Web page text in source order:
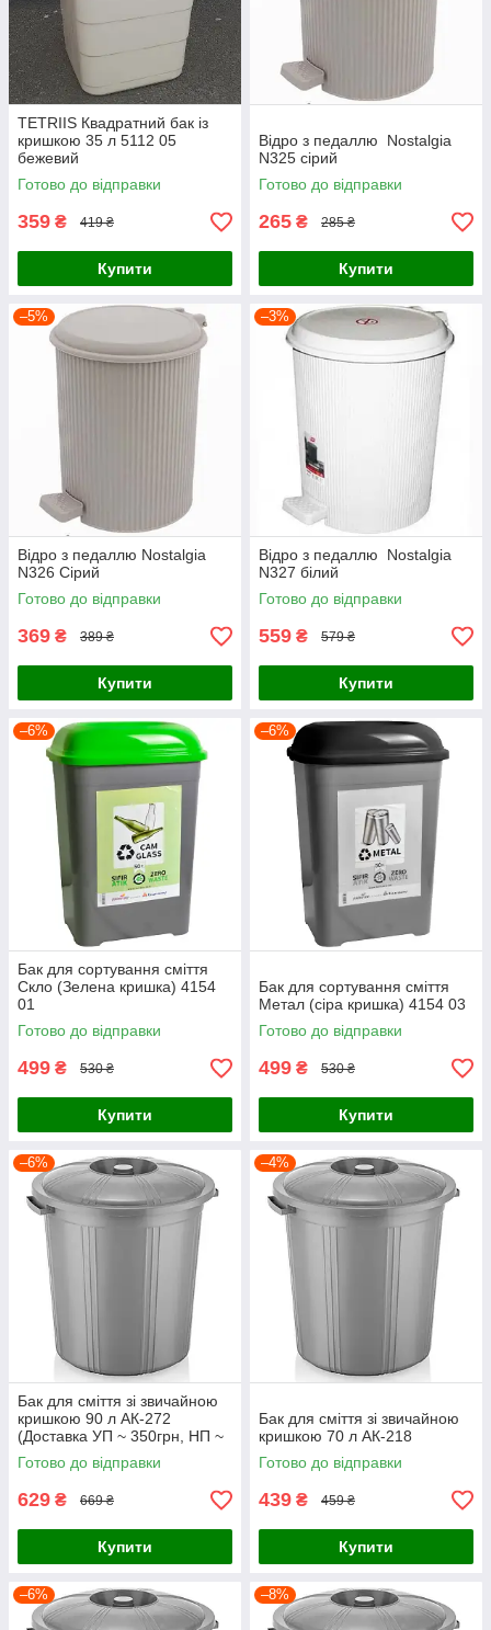
TETRIIS Квадратний бак із
кришкою 35 л 5112 05
бежевий
Готово до відправки
359 ₴ 419 ₴
Купити
Відро з педаллю Nostalgia
N325 сірий
Готово до відправки
265 ₴ 285 ₴
Купити
–5%
Відро з педаллю Nostalgia
N326 Сірий
Готово до відправки
369 ₴ 389 ₴
Купити
–3%
Відро з педаллю Nostalgia
N327 білий
Готово до відправки
559 ₴ 579 ₴
Купити
–6%
Бак для сортування сміття
Скло (Зелена кришка) 4154
01
Готово до відправки
499 ₴ 530 ₴
Купити
–6%
Бак для сортування сміття
Метал (сіра кришка) 4154 03
Готово до відправки
499 ₴ 530 ₴
Купити
–6%
Бак для сміття зі звичайною
кришкою 90 л АК-272
(Доставка УП ~ 350грн, НП ~
650-750грн)
Готово до відправки
629 ₴ 669 ₴
Купити
–4%
Бак для сміття зі звичайною
кришкою 70 л АК-218
Готово до відправки
439 ₴ 459 ₴
Купити
–6% –8%